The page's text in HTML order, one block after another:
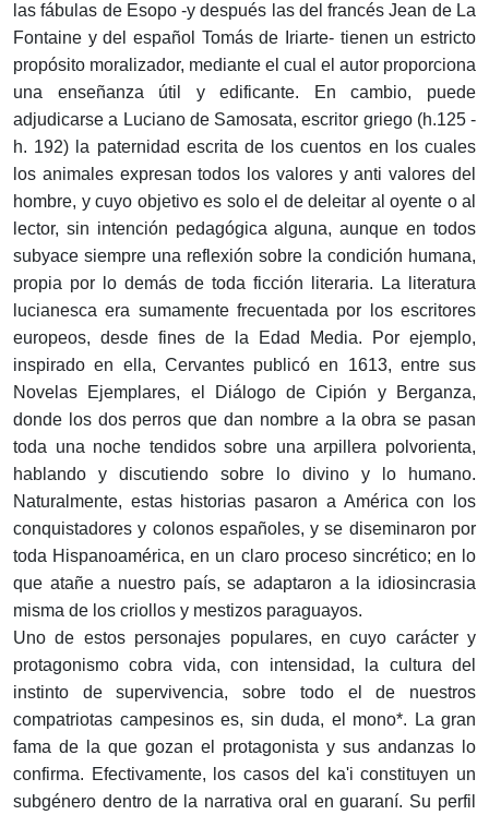
las fábulas de Esopo -y después las del francés Jean de La
Fontaine y del español Tomás de Iriarte- tienen un estricto
propósito moralizador, mediante el cual el autor proporciona
una enseñanza útil y edificante. En cambio, puede
adjudicarse a Luciano de Samosata, escritor griego (h.125 -
h. 192) la paternidad escrita de los cuentos en los cuales
los animales expresan todos los valores y anti valores del
hombre, y cuyo objetivo es solo el de deleitar al oyente o al
lector, sin intención pedagógica alguna, aunque en todos
subyace siempre una reflexión sobre la condición humana,
propia por lo demás de toda ficción literaria. La literatura
lucianesca era sumamente frecuentada por los escritores
europeos, desde fines de la Edad Media. Por ejemplo,
inspirado en ella, Cervantes publicó en 1613, entre sus
Novelas Ejemplares, el Diálogo de Cipión y Berganza,
donde los dos perros que dan nombre a la obra se pasan
toda una noche tendidos sobre una arpillera polvorienta,
hablando y discutiendo sobre lo divino y lo humano.
Naturalmente, estas historias pasaron a América con los
conquistadores y colonos españoles, y se diseminaron por
toda Hispanoamérica, en un claro proceso sincrético; en lo
que atañe a nuestro país, se adaptaron a la idiosincrasia
misma de los criollos y mestizos paraguayos.
Uno de estos personajes populares, en cuyo carácter y
protagonismo cobra vida, con intensidad, la cultura del
instinto de supervivencia, sobre todo el de nuestros
compatriotas campesinos es, sin duda, el mono*. La gran
fama de la que gozan el protagonista y sus andanzas lo
confirma. Efectivamente, los casos del ka'i constituyen un
subgénero dentro de la narrativa oral en guaraní. Su perfil